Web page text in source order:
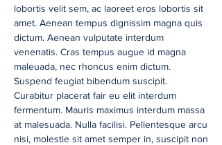
lobortis velit sem, ac laoreet eros lobortis sit
amet. Aenean tempus dignissim magna quis
dictum. Aenean vulputate interdum
venenatis. Cras tempus augue id magna
maleuada, nec rhoncus enim dictum.
Suspend feugiat bibendum suscipit.
Curabitur placerat fair eu elit interdum
fermentum. Mauris maximus interdum massa
at malesuada. Nulla facilisi. Pellentesque arcu
nisi, molestie sit amet semper in, suscipit non